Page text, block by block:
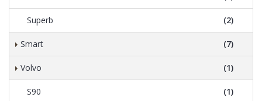
Superb (2)
Smart (7)
Volvo (1)
S90 (1)